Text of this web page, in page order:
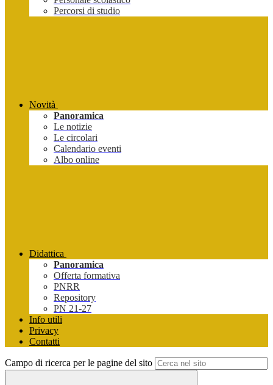
Percorsi di studio
Novità
Panoramica
Le notizie
Le circolari
Calendario eventi
Albo online
Didattica
Panoramica
Offerta formativa
PNRR
Repository
PN 21-27
Info utili
Privacy
Contatti
Campo di ricerca per le pagine del sito